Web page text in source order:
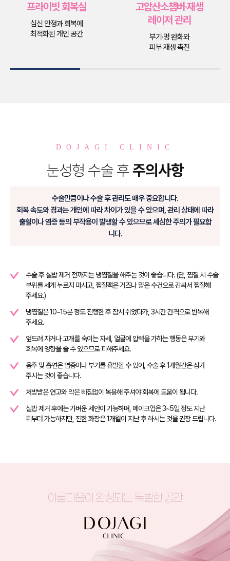
프라이빗 회복실
심신 안정과 회복에
최적화된 개인 공간
고압산소챔버·재생
레이저 관리
부기·멍 완화와
피부 재생 촉진
DOJAGI CLINIC
눈성형 수술 후주의사항
수술만큼이나 수술 후 관리도 매우 중요합니다.
회복 속도와 경과는 개인에 따라 차이가 있을 수 있으며, 관리 상태에 따라
출혈이나 염증 등의 부작용이 발생할 수 있으므로 세심한 주의가 필요합
니다.
수술 후 실밥 제거 전까지는 냉찜질을 해주는 것이 좋습니다. (단, 찜질 시 수술
부위를 세게 누르지 마시고, 찜질팩은 거즈나 얇은 수건으로 감싸서 찜질해
주세요.)
냉찜질은 10~15분 정도 진행한 후 잠시 쉬었다가, 3시간 간격으로 반복해
주세요.
엎드려 자거나 고개를 숙이는 자세, 얼굴에 압력을 가하는 행동은 부기와
회복에 영향을 줄 수 있으므로 피해주세요.
음주 및 흡연은 염증이나 부기를 유발할 수 있어, 수술 후 1개월간은 삼가
주시는 것이 좋습니다.
처방받은 연고와 약은 빠짐없이 복용해 주셔야 회복에 도움이 됩니다.
실밥 제거 후에는 가벼운 세안이 가능하며, 메이크업은 3~5일 정도 지난
뒤부터 가능하지만, 진한 화장은 1개월이 지난 후 하시는 것을 권장 드립니다.
아름다움이 완성되는 특별한 공간